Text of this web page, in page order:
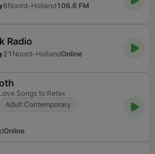
6Noord-Holland106.6 FM
Radio
21 Noord-HollandOnline
Songs to Relax
Adult Contemporary
Online